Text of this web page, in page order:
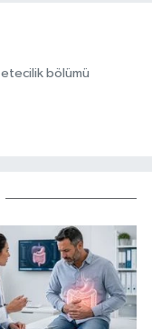
bölümü